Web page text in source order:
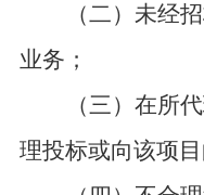
（二）未经
业务；
（三）在所
理投标或向该项